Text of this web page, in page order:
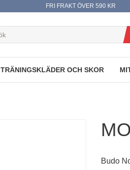
FRI FRAKT ÖVER 590 KR
TRÄNINGSKLÄDER OCH SKOR
Budo